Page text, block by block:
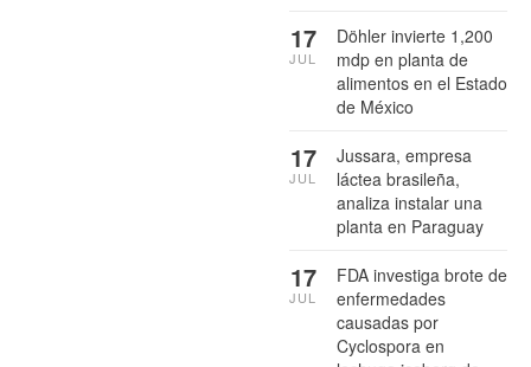
Döhler invierte 1,200
mdp en planta de
alimentos en el Estado
de México
17
JUL
Jussara, empresa
láctea brasileña,
analiza instalar una
planta en Paraguay
17
JUL
FDA investiga brote de
enfermedades
causadas por
Cyclospora en
17
JUL